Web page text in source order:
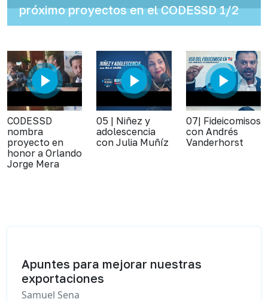
próximo proyectos en el CODESSD 1/2
CODESSD
nombra
proyecto en
honor a Orlando
Jorge Mera
05 | Niñez y
adolescencia
con Julia Muñíz
07| Fideicomisos
con Andrés
Vanderhorst
Apuntes para mejorar nuestras
exportaciones
Samuel Sena